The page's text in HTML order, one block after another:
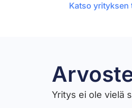
Katso yrityksen
Yritys ei ole vielä